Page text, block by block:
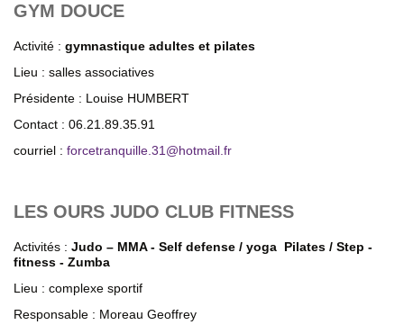
GYM DOUCE
Activité : gymnastique adultes et pilates
Lieu : salles associatives
Présidente : Louise HUMBERT
Contact : 06.21.89.35.91
courriel : forcetranquille.31@hotmail.fr
LES OURS JUDO CLUB FITNESS
Activités : Judo – MMA - Self defense / yoga Pilates / Step -
fitness - Zumba
Lieu : complexe sportif
Responsable : Moreau Geoffrey